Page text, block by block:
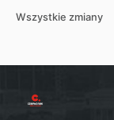
Wszystkie zmiany